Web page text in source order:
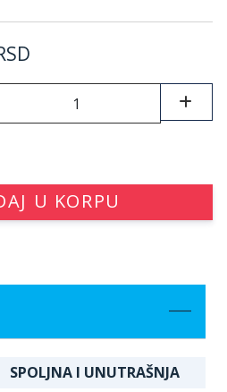
U KORPU
SPOLJNA I UNUTRAŠNJA